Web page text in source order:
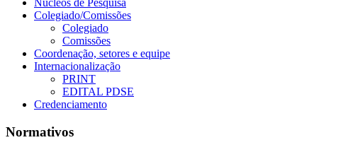
Colegiado/Comissões
Colegiado
Comissões
Coordenação, setores e equipe
Internacionalização
PRINT
EDITAL PDSE
Credenciamento
Normativos